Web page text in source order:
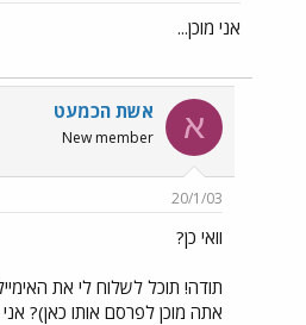
אני מוכן...
א אשת הכמעט
New member
20/1/03
וואי כן?
תודה! תוכל לשלוח לי את
אתה מוכן לפרסם אותו כאן)?